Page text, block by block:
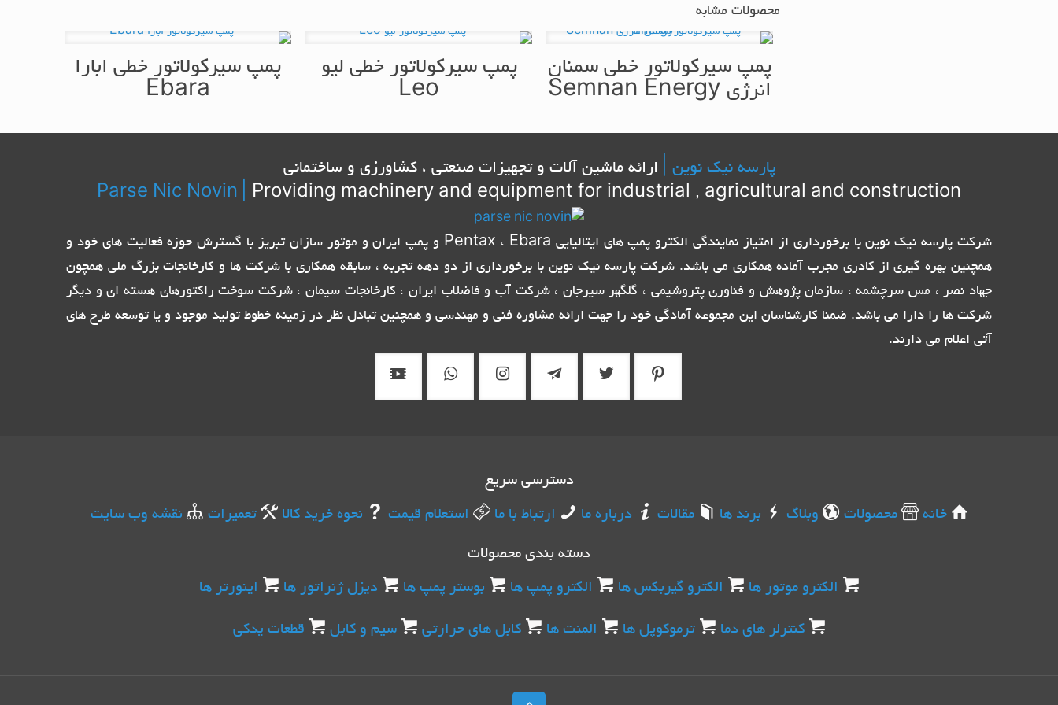
محصولات مشابه
پمپ سیرکولاتور خطی سمنان
انرژی Semnan Energy
پمپ سیرکولاتور خطی لیو
Leo
پمپ سیرکولاتور خطی ابارا
Ebara
پارسه نیک نوین |
ارائه ماشین آلات و تجهیزات صنعتی ، کشاورزی و ساختمانی
Parse Nic Novin
Providing machinery and equipment for industrial , agricultural and construction
شرکت پارسه نیک نوین با برخورداری از امتیاز نمایندگی الکترو پمپ های ایتالیایی Pentax ، Ebara و پمپ ایران و موتور سازان تبریز با گسترش حوزه فعالیت های خود و
همچنین بهره گیری از کادری مجرب آماده همکاری می باشد. شرکت پارسه نیک نوین با برخورداری از دو دهه تجربه ، سابقه همکاری با شرکت ها و کارخانجات بزرگ ملی همچون
جهاد نصر ، مس سرچشمه ، سازمان پژوهش و فناوری پتروشیمی ، گلگهر سیرجان ، شرکت آب و فاضلاب ایران ، کارخانجات سیمان ، شرکت سوخت راکتورهای هسته ای و دیگر
شرکت ها را دارا می باشد. ضمنا کارشناسان این مجموعه آمادگی خود را جهت ارائه مشاوره فنی و مهندسی و همچنین تبادل نظر در زمینه خطوط تولید موجود و یا توسعه طرح های
آتی اعلام می دارند.
دسترسی سریع
خانه
محصولات وبلاگ برند ها مقالات درباره ما ارتباط با ما استعلام قیمت نحوه خرید کالا تعمیرات نقشه وب سایت
دسته بندی محصولات
الکترو موتور ها
الکترو گیربکس ها الکترو پمپ ها بوستر پمپ ها دیزل ژنراتور ها اینورتر ها
کنترلر های دما ترموکوپل ها المنت ها کابل های حرارتی سیم و کابل قطعات یدکی